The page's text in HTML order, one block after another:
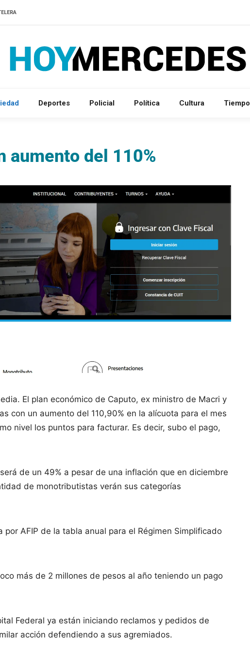
Deportes Policial Política Cultura Tiempo
aumento del 110%
El plan económico de Caputo, ex ministro de Macri y
con un aumento del 110,90% en la alícuota para el mes
nivel los puntos para facturar. Es decir, subo el pago,
de un 49% a pesar de una inflación que en diciembre
de monotributistas verán sus categorías
AFIP de la tabla anual para el Régimen Simplificado
más de 2 millones de pesos al año teniendo un pago
Federal ya están iniciando reclamos y pedidos de
acción defendiendo a sus agremiados.